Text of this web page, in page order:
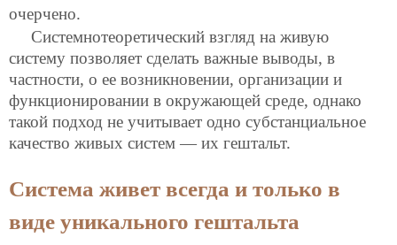
очерчено.
Системнотеоретический взгляд на живую
систему позволяет сделать важные выводы, в
частности, о ее возникновении, организации и
функционировании в окружающей среде, однако
такой подход не учитывает одно субстанциальное
качество живых систем — их гештальт.
Система живет всегда и только в
виде уникального гештальта